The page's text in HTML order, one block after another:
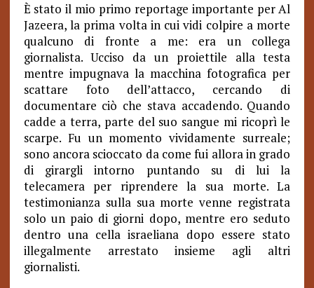
È stato il mio primo reportage importante per Al
Jazeera, la prima volta in cui vidi colpire a morte
qualcuno di fronte a me: era un collega
giornalista. Ucciso da un proiettile alla testa
mentre impugnava la macchina fotografica per
scattare foto dell’attacco, cercando di
documentare ciò che stava accadendo. Quando
cadde a terra, parte del suo sangue mi ricoprì le
scarpe. Fu un momento vividamente surreale;
sono ancora scioccato da come fui allora in grado
di girargli intorno puntando su di lui la
telecamera per riprendere la sua morte. La
testimonianza sulla sua morte venne registrata
solo un paio di giorni dopo, mentre ero seduto
dentro una cella israeliana dopo essere stato
illegalmente arrestato insieme agli altri
giornalisti.